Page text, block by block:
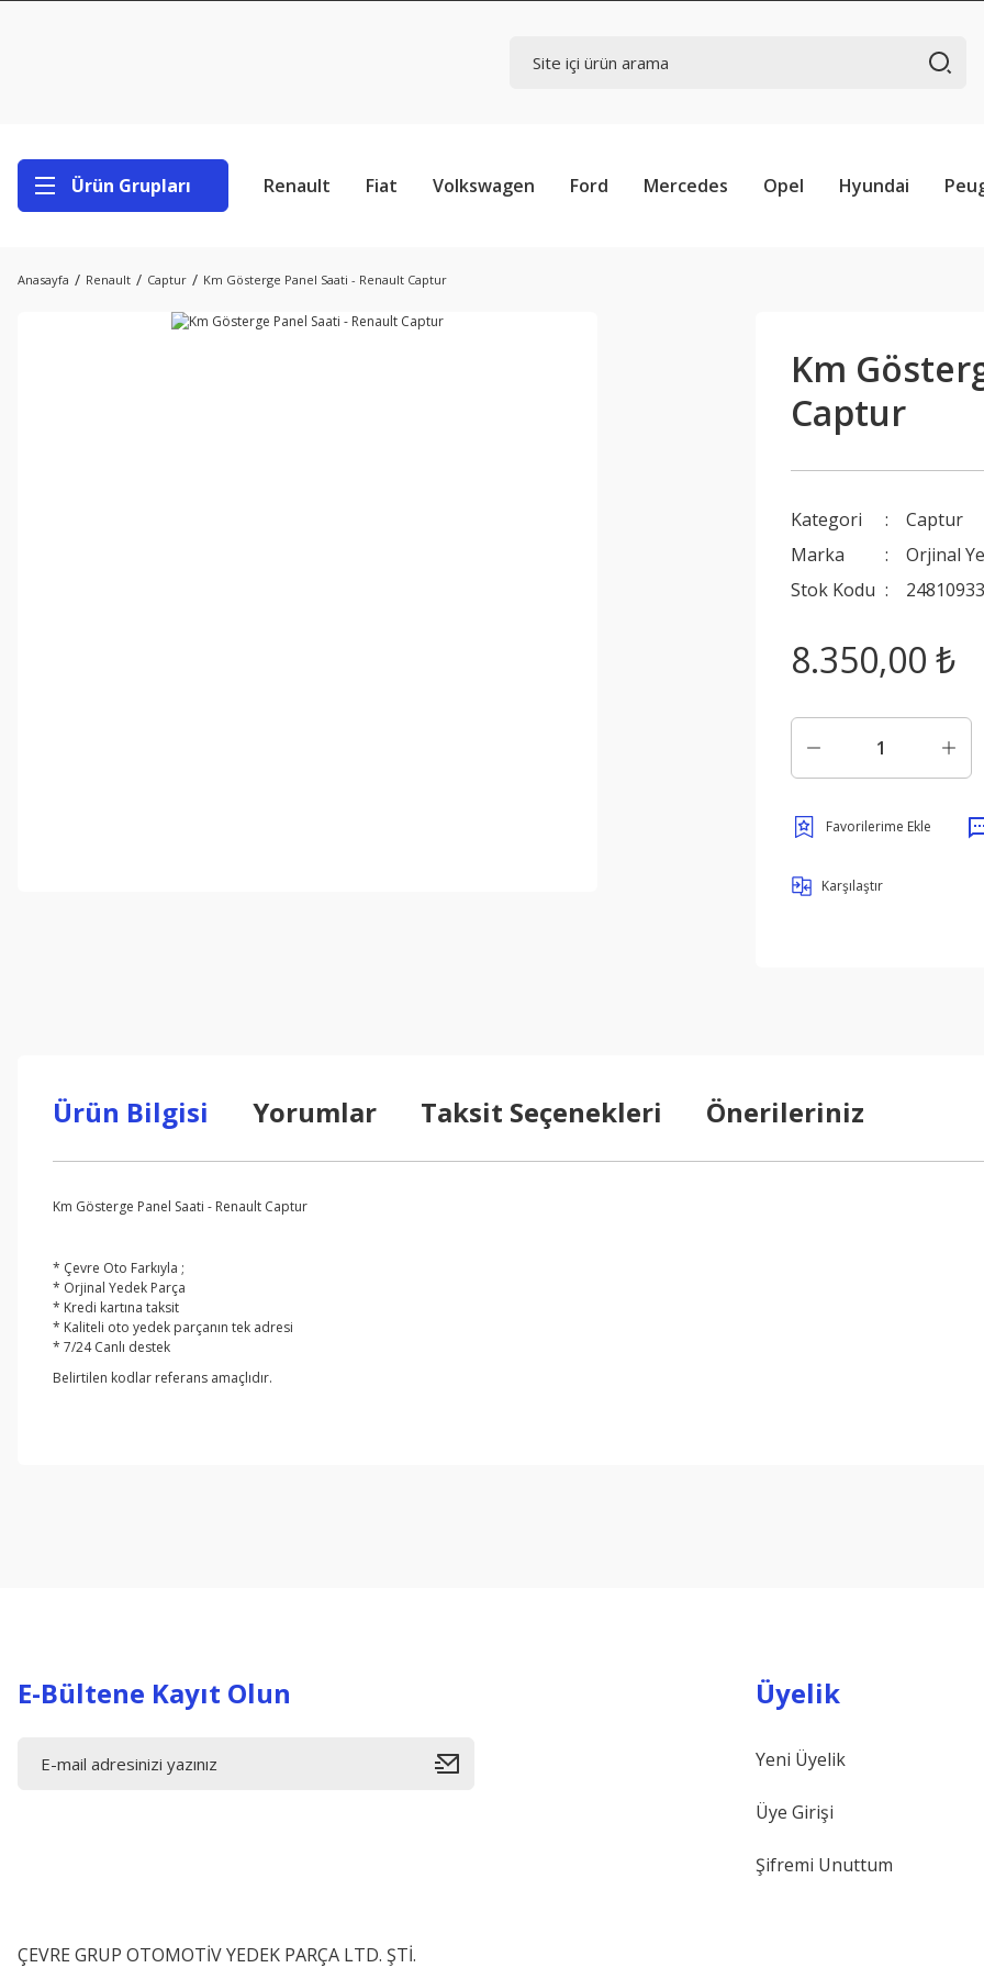
Ürün Grupları Renault Fiat Volkswagen Ford Mercedes Opel Hyundai
Anasayfa Renault Captur Km Gösterge Panel Saati - Renault Captur
Km
Captur
Kategori
Captur
Marka
Orjinal
Stok Kodu
8.350,00 ₺
Karşılaştır
Ürün Bilgisi Yorumlar Taksit Seçenekleri Önerileriniz
Km Gösterge Panel Saati - Renault Captur
* Çevre Oto Farkıyla ;
* Orjinal Yedek Parça
* Kredi kartına taksit
* Kaliteli oto yedek parçanın tek adresi
* 7/24 Canlı destek
Belirtilen kodlar referans amaçlıdır.
E-Bültene Kayıt Olun
ÇEVRE GRUP OTOMOTİV YEDEK PARÇA LTD. ŞTİ.
Üyelik
Yeni Üyelik
Üye Girişi
Şifremi Unuttum